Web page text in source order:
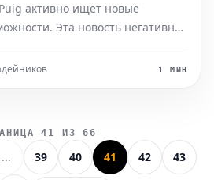
активно ищет новые
Эта новость негативно
к уровню, который1 МИН
41 ИЗ 66
... 39 40 41 42 43